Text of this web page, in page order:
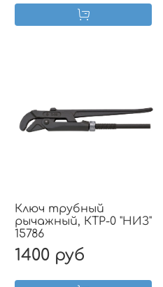
Ключ трубный
рычажный, КТР-0 "НИЗ"
15786
1400 руб